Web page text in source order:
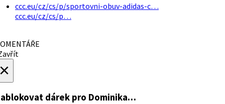
ccc.eu/cz/cs/p/sportovni-obuv-adidas-c…
ccc.eu/cz/cs/p…
dárek pro Dominika…